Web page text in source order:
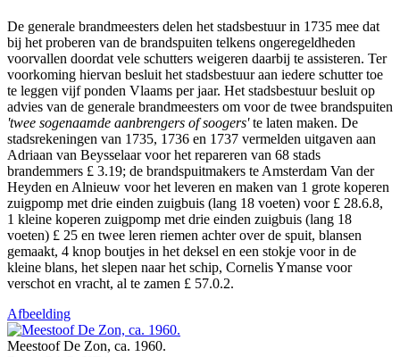
De generale brandmeesters delen het stadsbestuur in 1735 mee dat
bij het proberen van de brandspuiten telkens ongeregeldheden
voorvallen doordat vele schutters weigeren daarbij te assisteren. Ter
voorkoming hiervan besluit het stadsbestuur aan iedere schutter toe
te leggen vijf ponden Vlaams per jaar. Het stadsbestuur besluit op
advies van de generale brandmeesters om voor de twee brandspuiten
'twee sogenaamde aanbrengers of soogers'te laten maken. De
stadsrekeningen van 1735, 1736 en 1737 vermelden uitgaven aan
Adriaan van Beysselaar voor het repareren van 68 stads
brandemmers £ 3.19; de brandspuitmakers te Amsterdam Van der
Heyden en Alnieuw voor het leveren en maken van 1 grote koperen
zuigpomp met drie einden zuigbuis (lang 18 voeten) voor £ 28.6.8,
1 kleine koperen zuigpomp met drie einden zuigbuis (lang 18
voeten) £ 25 en twee leren riemen achter over de spuit, blansen
gemaakt, 4 knop boutjes in het deksel en een stokje voor in de
kleine blans, het slepen naar het schip, Cornelis Ymanse voor
verschot en vracht, al te zamen £ 57.0.2.
Afbeelding
Meestoof De Zon, ca. 1960.